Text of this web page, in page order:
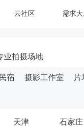
云社区 需求
业拍摄场地
民宿 摄影工作室 片
天津 石家庄